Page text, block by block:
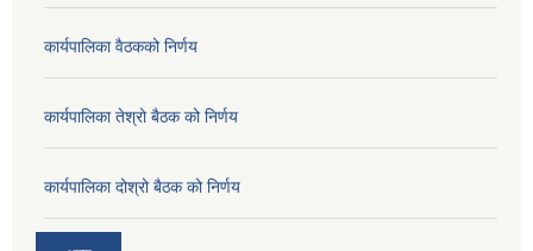
कार्यपालिका वैठकको निर्णय
कार्यपालिका तेश्रो बैठक को निर्णय
कार्यपालिका दोश्रो बैठक को निर्णय